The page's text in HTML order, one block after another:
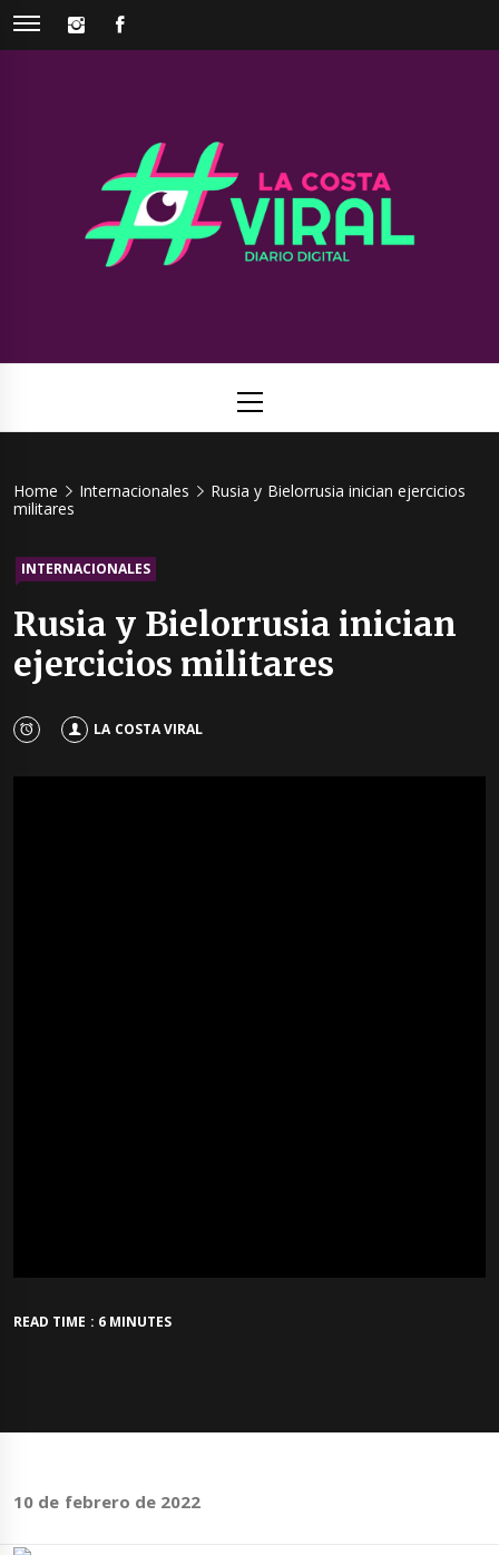
Skip
INSTAGRAM
Viral
Menu
Home Internacionales
Rusia y Bielorrusia inician ejercicios
militares
INTERNACIONALES
Rusia y Bielorrusia inician
ejercicios militares
LA COSTA VIRAL
READ TIME : 6 MINUTES
10 de febrero de 2022